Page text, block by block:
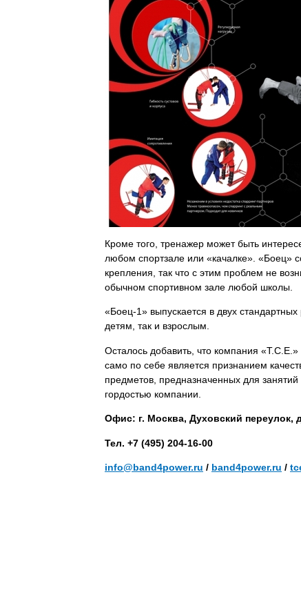
Кроме того, тренажер может быть
любом спортзале или «качалке». «Боец»
крепления, так что с этим проблем не
обычном спортивном зале любой школы.
«Боец-1» выпускается в двух стандартных
детям, так и взрослым.
Осталось добавить, что компания
само по себе является признанием
предметов, предназначенных для
гордостью компании.
Офис: г. Москва, Духовский переулок,
Тел. +7 (495) 204-16-00
info@band4power.ru / band4power.ru /